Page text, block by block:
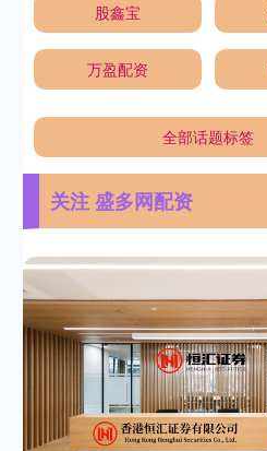
股鑫宝
万盈配资
全部话题标签
关注 盛多网配资